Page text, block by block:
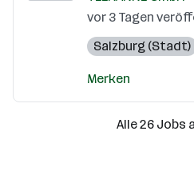
vor 3 Tagen
Salzburg (Stadt)
Merken
Alle 26 Jobs